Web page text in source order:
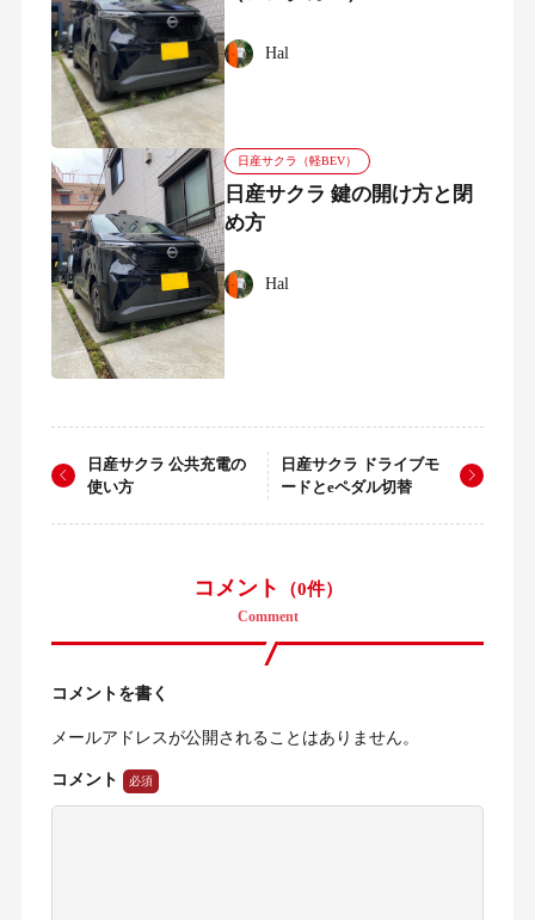
Hal
日産サクラ（軽BEV）
日産サクラ 鍵の開け方と閉
め方
Hal
日産サクラ 公共充電の
使い方
日産サクラ ドライブモ
ードとeペダル切替
コメント （0件）
Comment
コメントを書く
メールアドレスが公開されることはありません。
コメント